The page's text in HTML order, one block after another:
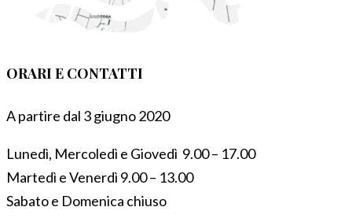
ORARI E CONTATTI
A partire dal 3 giugno 2020
Lunedì, Mercoledì e Giovedì 9.00 – 17.00
Martedì e Venerdì 9.00 – 13.00
Sabato e Domenica chiuso